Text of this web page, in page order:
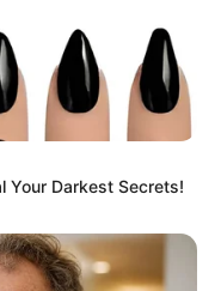
60 anos de idade, a
de contribuiçãoe de
inciso I do caputserão
os 25 (vinte e cinco)
anos.
Your Darkest Secrets!